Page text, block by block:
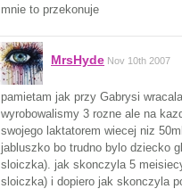
mnie to przekonuje
MrsHyde Nov 10th 2007
pamietam jak przy Gabrysi
wyrobowalismy 3 rozne ale na
swojego laktatorem wiecej niz
jabluszko bo trudno bylo dziecko
sloiczka). jak skonczyla 5
sloiczka) i dopiero jak skonczyla